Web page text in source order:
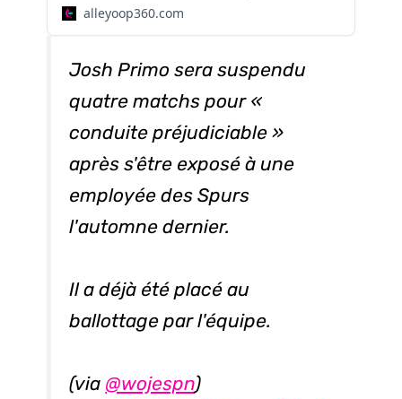
alleyoop360.com
Josh Primo sera suspendu
quatre matchs pour «
conduite préjudiciable »
après s'être exposé à une
employée des Spurs
l'automne dernier.
Il a déjà été placé au
ballottage par l'équipe.
(via @wojespn)